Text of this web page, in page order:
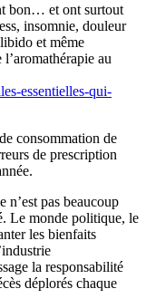
bon… et ont surtout
insomnie, douleur
et même
au
essentielles-qui-
consommation de
de prescription
n’est pas beaucoup
Le monde politique, le
les bienfaits
la responsabilité
déplorés chaque